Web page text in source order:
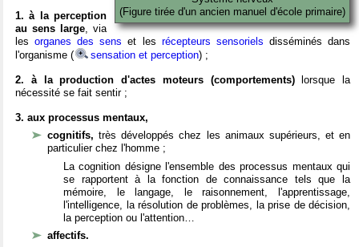
(Figure tirée d'un ancien manuel d'école primaire)
1. à la perception
au sens large, via
lesorganes des sens et les récepteurs sensoriels disséminés dans
l'organisme (
sensation et perception) ;
2. à la production d'actes moteurs (comportements)lorsque la
nécessité se fait sentir ;
3. aux processus mentaux,
cognitifs,très développés chez les animaux supérieurs, et en
particulier chez l'homme ;
La cognition désigne l'ensemble des processus mentaux qui
se rapportent à la fonction de connaissance tels que la
mémoire, le langage, le raisonnement, l'apprentissage,
l'intelligence, la résolution de problèmes, la prise de décision,
la perception ou l'attention…
affectifs.